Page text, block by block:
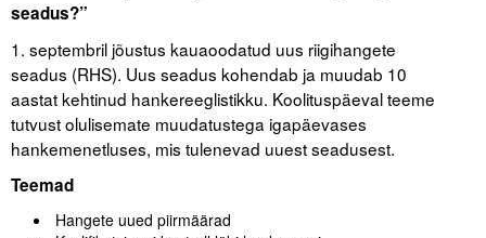
Kalender
ICC Eesti
Tegevused
Publikatsioonid
Arvamus
Viidad
seadus?”
1. septembril jõustus kauaoodatud uus riigihangete
seadus (RHS). Uus seadus kohendab ja muudab 10
aastat kehtinud hankereeglistikku. Koolituspäeval teeme
tutvust olulisemate muudatustega igapäevases
hankemenetluses, mis tulenevad uuest seadusest.
Teemad
Hangete uued piirmäärad